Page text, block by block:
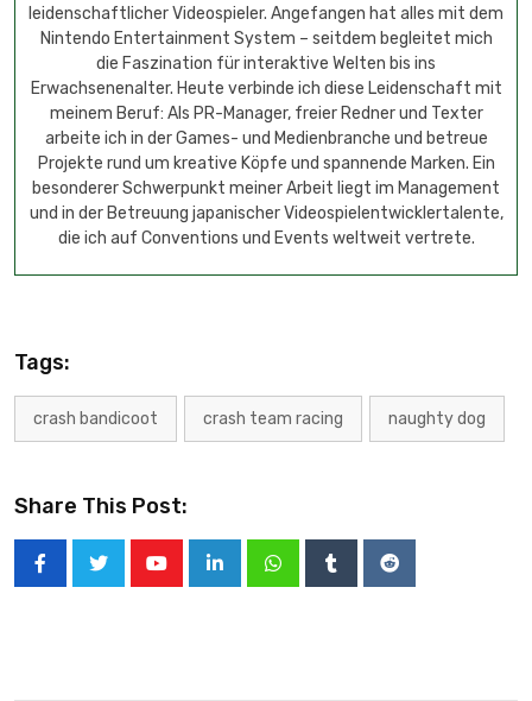
leidenschaftlicher Videospieler. Angefangen hat alles mit dem
Nintendo Entertainment System – seitdem begleitet mich
die Faszination für interaktive Welten bis ins
Erwachsenenalter. Heute verbinde ich diese Leidenschaft mit
meinem Beruf: Als PR-Manager, freier Redner und Texter
arbeite ich in der Games- und Medienbranche und betreue
Projekte rund um kreative Köpfe und spannende Marken. Ein
besonderer Schwerpunkt meiner Arbeit liegt im Management
und in der Betreuung japanischer Videospielentwicklertalente,
die ich auf Conventions und Events weltweit vertrete.
Tags:
crash bandicoot crash team racing naughty dog
Share This Post: